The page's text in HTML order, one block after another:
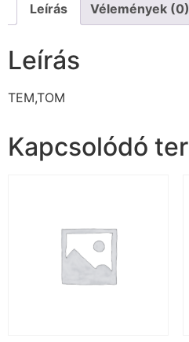
Leírás Vélemények (0)
Leírás
TEM,TOM
Kapcsolódó